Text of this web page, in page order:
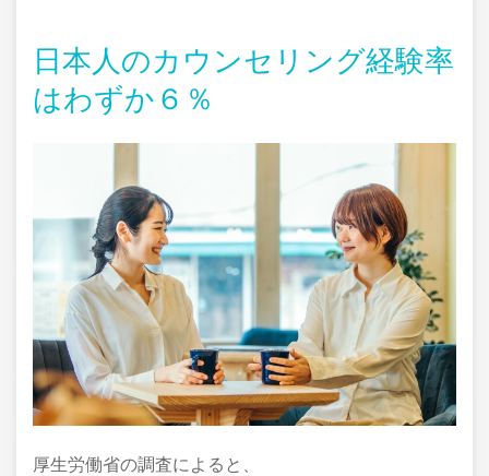
日本人のカウンセリング経験率
はわずか６％
厚生労働省の調査によると、